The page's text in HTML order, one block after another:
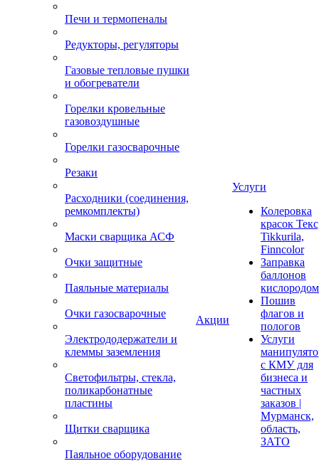
Печи и термопеналы
Редукторы, регуляторы
Газовые тепловые пушки
и обогреватели
Горелки кровельные
газовоздушные
Горелки газосварочные
Резаки
Расходники (соединения,
ремкомплекты)
Маски сварщика АСФ
Очки защитные
Паяльные материалы
Очки газосварочные
Электрододержатели и
клеммы заземления
Светофильтры, стекла,
поликарбонатные
пластины
Щитки сварщика
Паяльное оборудование
Акции
Услуги
Колеровка
красок
Tikkurila,
Finncolor
Заправка
баллонов
кислородом
Пошив
флагов и
пологов
Услуги
с КМУ для
бизнеса и
частных
заказов |
Мурманск,
область,
ЗАТО